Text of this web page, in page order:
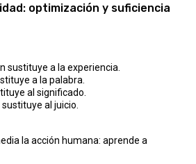
optimización y suficiencia
sustituye a la experiencia.
a la palabra.
al significado.
al juicio.
la acción humana: aprende a